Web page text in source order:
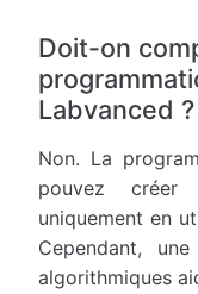
Doit-on
Labvanced ?
Non. La
pouvez créer
uniquement en
Cependant,
algorithmiques